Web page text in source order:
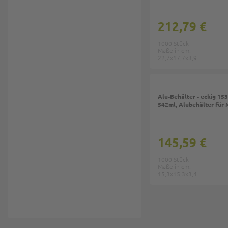
212,79 €
Alu-Behälter - eckig
542ml, Alubehälter für
145,59 €